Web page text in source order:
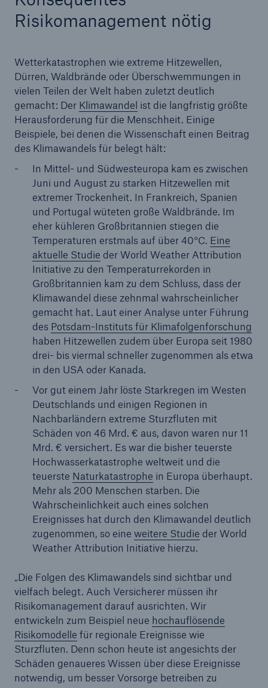
Risikomanagement nötig
Wetterkatastrophen wie extreme Hitzewellen,
Dürren, Waldbrände oder Überschwemmungen in
vielen Teilen der Welt haben zuletzt deutlich
gemacht: Der Klimawandel ist die langfristig größte
Herausforderung für die Menschheit. Einige
Beispiele, bei denen die Wissenschaft einen Beitrag
des Klimawandels für belegt hält:
In Mittel- und Südwesteuropa kam es zwischen
Juni und August zu starken Hitzewellen mit
extremer Trockenheit. In Frankreich, Spanien
und Portugal wüteten große Waldbrände. Im
eher kühleren Großbritannien stiegen die
Temperaturen erstmals auf über 40°C. Eine
aktuelle Studie der World Weather Attribution
Initiative zu den Temperaturrekorden in
Großbritannien kam zu dem Schluss, dass der
Klimawandel diese zehnmal wahrscheinlicher
gemacht hat. Laut einer Analyse unter Führung
des Potsdam-Instituts für Klimafolgenforschung
haben Hitzewellen zudem über Europa seit 1980
drei- bis viermal schneller zugenommen als etwa
in den USA oder Kanada.
Vor gut einem Jahr löste Starkregen im Westen
Deutschlands und einigen Regionen in
Nachbarländern extreme Sturzfluten mit
Schäden von 46 Mrd. € aus, davon waren nur 11
Mrd. € versichert. Es war die bisher teuerste
Hochwasserkatastrophe weltweit und die
teuerste Naturkatastrophe in Europa überhaupt.
Mehr als 200 Menschen starben. Die
Wahrscheinlichkeit auch eines solchen
Ereignisses hat durch den Klimawandel deutlich
zugenommen, so eine weitere Studie der World
Weather Attribution Initiative hierzu.
„Die Folgen des Klimawandels sind sichtbar und
vielfach belegt. Auch Versicherer müssen ihr
Risikomanagement darauf ausrichten. Wir
entwickeln zum Beispiel neue hochauflösende
Risikomodelle für regionale Ereignisse wie
Sturzfluten. Denn schon heute ist angesichts der
Schäden genaueres Wissen über diese Ereignisse
notwendig, um besser Vorsorge betreiben zu
Lösungen
Cyber-Lösungen von Munich Re
Navigation schließen oder Escape-Taste drückenSuche
Home
Unternehmen
Media Relations
Medieninformationen und
Unternehmensnachrichten
Medieninformationen
2022
Seite öffnen
Munich Re bestätigt Jahresziel; solider
Quartalsgewinn
Munich Re verkündet Gewinnziel von 4,0 Mrd. €
für 2023 nach IFRS 17
Munich Re erzielt Quartalsergebnis von ca. 0,5
Mrd. € – Jahresprognose bestätigt
Wechsel im Vorstand von Munich Re
Extreme Inflation und Naturkatastrophen
erfordern diszipliniertes Risikomanagement
Munich Re mit solidem Quartalsergebnis in Q2
Corporate Venture TreeTrust vermittelt
hochwertige Aufforstungsprojekte zur CO2-